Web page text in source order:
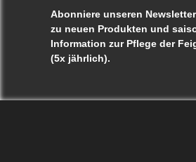
Abonniere unseren
zu neuen Produkten und
Information zur Pflege der
(5x jährlich).